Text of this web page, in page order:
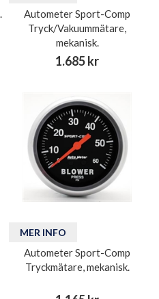
Autometer Sport-Comp
Tryck/Vakuummätare,
mekanisk.
1.685 kr
MER INFO
Autometer Sport-Comp
Tryckmätare, mekanisk.